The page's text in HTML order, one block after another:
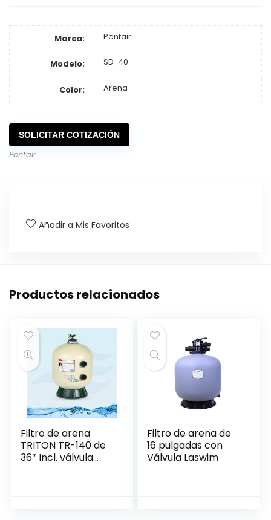
Marca: Pentair
Modelo: SD-40
Color: Arena
SOLICITAR COTIZACIÓN
Pentair
Añadir a Mis Favoritos
Productos relacionados
Filtro de arena
TRITON TR-140 de
36″ Incl. válvula
Filtro de arena de
16 pulgadas con
Válvula Laswim